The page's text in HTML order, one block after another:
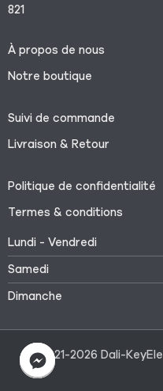
821
À propos de nous
Notre boutique
Suivi de commande
Livraison & Retour
Politique de confidentialité
Termes & conditions
Lundi - Vendredi
Samedi
Dimanche
©2021-2026 Dali-